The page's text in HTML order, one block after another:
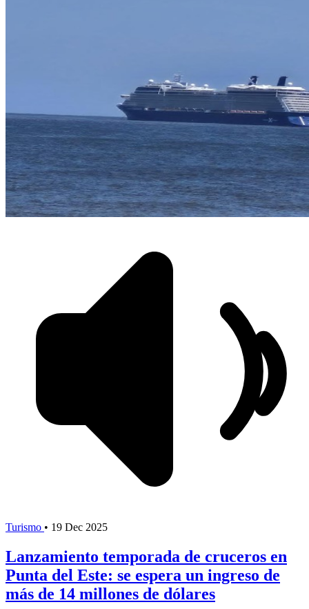
Turismo • 19 Dec 2025
Lanzamiento temporada de cruceros en
Punta del Este: se espera un ingreso de
más de 14 millones de dólares